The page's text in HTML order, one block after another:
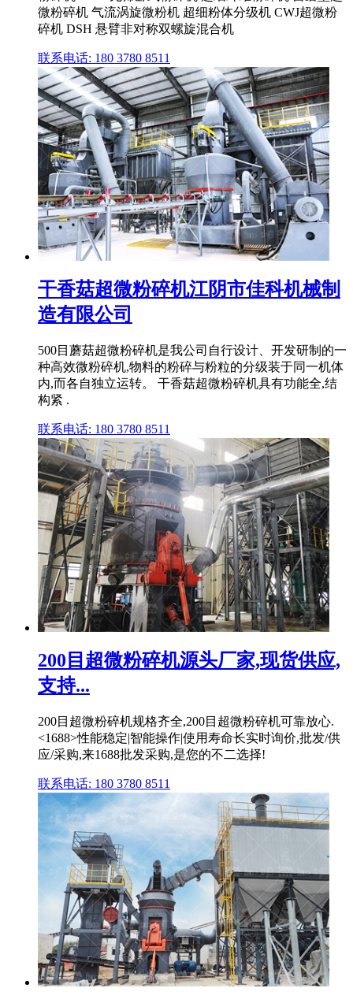
微粉碎机 气流涡旋微粉机 超细粉体分级机 CWJ超微粉
碎机 DSH 悬臂非对称双螺旋混合机
联系电话: 180 3780 8511
干香菇超微粉碎机江阴市佳科机械制
造有限公司
500目蘑菇超微粉碎机是我公司自行设计、开发研制的一
种高效微粉碎机,物料的粉碎与粉粒的分级装于同一机体
内,而各自独立运转。 干香菇超微粉碎机具有功能全,结
构紧 .
联系电话: 180 3780 8511
200目超微粉碎机源头厂家,现货供应,
支持...
200目超微粉碎机规格齐全,200目超微粉碎机可靠放心.
<1688>性能稳定|智能操作|使用寿命长实时询价,批发/供
应/采购,来1688批发采购,是您的不二选择!
联系电话: 180 3780 8511